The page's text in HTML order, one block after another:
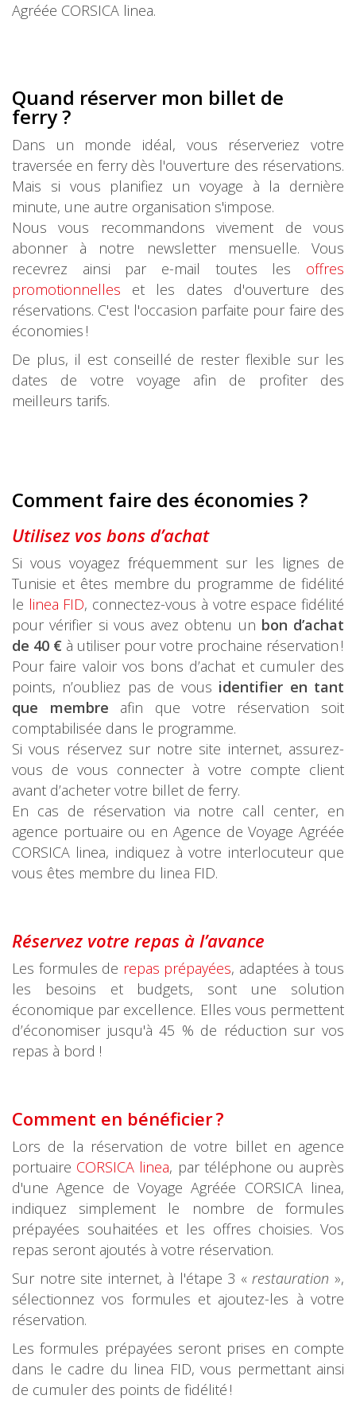
Agréée CORSICA linea.
Quand réserver mon billet de
ferry ?
Dans un monde idéal, vous réserveriez votre
traversée en ferry dès l'ouverture des réservations.
Mais si vous planifiez un voyage à la dernière
minute, une autre organisation s'impose.
Nous vous recommandons vivement de vous
abonner à notre newsletter mensuelle. Vous
recevrez ainsi par e-mail toutes les offres
promotionnelles et les dates d'ouverture des
réservations. C'est l'occasion parfaite pour faire des
économies !
De plus, il est conseillé de rester flexible sur les
dates de votre voyage afin de profiter des
meilleurs tarifs.
Comment faire des économies ?
Utilisez vos bons d’achat
Si vous voyagez fréquemment sur les lignes de
Tunisie et êtes membre du programme de fidélité
le linea FID, connectez-vous à votre espace fidélité
pour vérifier si vous avez obtenu un bon d’achat
de 40 € à utiliser pour votre prochaine réservation !
Pour faire valoir vos bons d’achat et cumuler des
points, n’oubliez pas de vous identifier en tant
que membre afin que votre réservation soit
comptabilisée dans le programme.
Si vous réservez sur notre site internet, assurez-
vous de vous connecter à votre compte client
avant d’acheter votre billet de ferry.
En cas de réservation via notre call center, en
agence portuaire ou en Agence de Voyage Agréée
CORSICA linea, indiquez à votre interlocuteur que
vous êtes membre du linea FID.
Réservez votre repas à l’avance
Les formules de repas prépayées, adaptées à tous
les besoins et budgets, sont une solution
économique par excellence. Elles vous permettent
d’économiser jusqu'à 45 % de réduction sur vos
repas à bord !
Comment en bénéficier?
Lors de la réservation de votre billet en agence
portuaire CORSICA linea, par téléphone ou auprès
d'une Agence de Voyage Agréée CORSICA linea,
indiquez simplement le nombre de formules
prépayées souhaitées et les offres choisies. Vos
repas seront ajoutés à votre réservation.
Sur notre site internet, à l'étape 3 «restauration »,
sélectionnez vos formules et ajoutez-les à votre
réservation.
Les formules prépayées seront prises en compte
dans le cadre du linea FID, vous permettant ainsi
de cumuler des points de fidélité !